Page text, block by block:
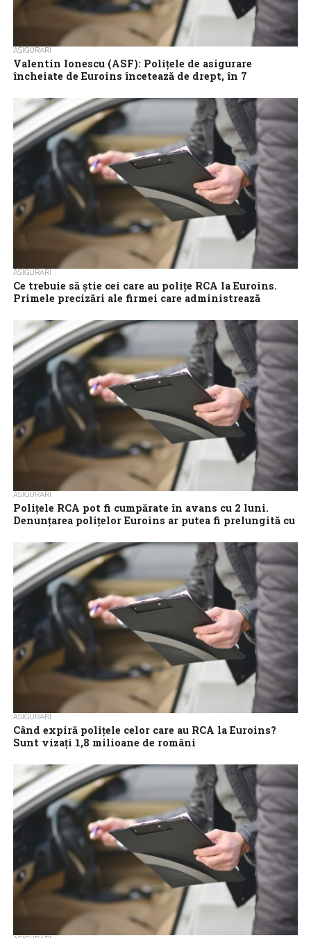
ASIGURĂRI
Valentin Ionescu (ASF): Poliţele de asigurare
încheiate de Euroins încetează de drept, în 7
Poliţele de asigurare încheiate de Euroins Asigurare Reasigurare
încetează de drept, în data de 7 decembrie 2023, cu excepţia
contractelor de asigurare...
ASIGURĂRI
Ce trebuie să știe cei care au polițe RCA la Euroins.
Primele precizări ale firmei care administrează
CITR a finalizat prima etapă din gestionarea falimentului Euroins.
În cele aproximativ 3 luni de la numirea sa ca lichidator judiciar al...
ASIGURĂRI
Poliţele RCA pot fi cumpărate în avans cu 2 luni.
Denunţarea poliţelor Euroins ar putea fi prelungită cu
Poliţele RCA pot fi cumpărate în avans cu două luni după
modificarea Normei 20, iar denunţarea poliţelor Euroins ar putea
fi prelungită...
ASIGURĂRI
Când expiră polițele celor care au RCA la Euroins?
Sunt vizați 1,8 milioane de români
vigoare la maximum 60 de zile după ce au fost achziționate,...